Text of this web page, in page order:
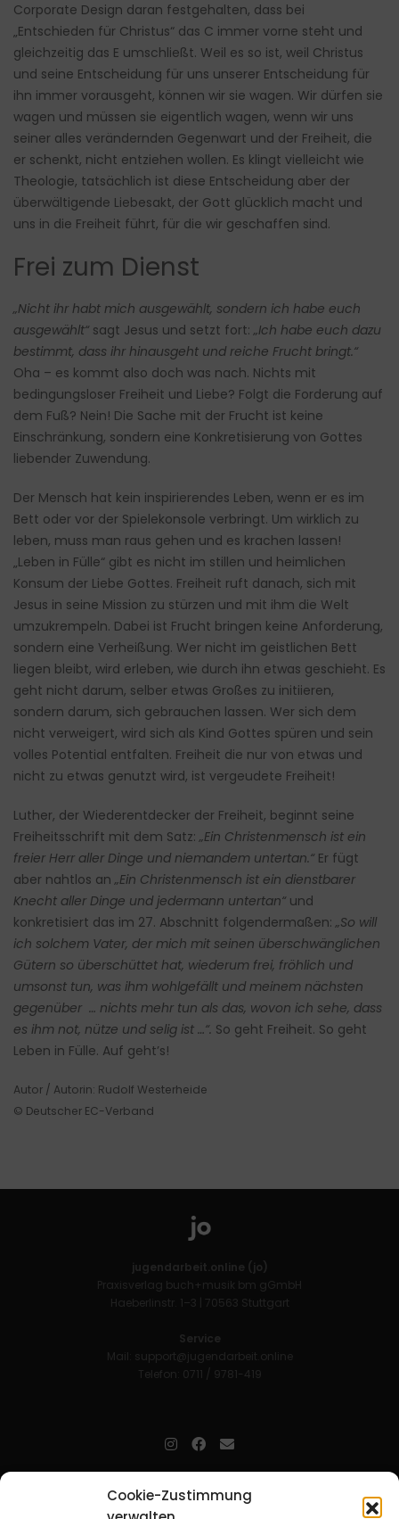
Cookie-Zustimmung
Corporate Design daran festgehalten, dass bei
„Entschieden für Christus“ das C immer vorne steht und
gleichzeitig das E umschließt. Weil es so ist, weil Christus
und seine Entscheidung für uns unserer Entscheidung für
ihn immer vorausgeht, können wir sie wagen. Wir dürfen sie
wagen und müssen sie eigentlich wagen, wenn wir uns
seiner alles verändernden Gegenwart und der Freiheit, die
er schenkt, nicht entziehen wollen. Es klingt vielleicht wie
Theologie, tatsächlich ist diese Entscheidung aber der
überwältigende Liebesakt, der Gott glücklich macht und
uns in die Freiheit führt, für die wir geschaffen sind.
Frei zum Dienst
„Nicht ihr habt mich ausgewählt, sondern ich habe euch
ausgewählt“ sagt Jesus und setzt fort:„Ich habe euch dazu
bestimmt, dass ihr hinausgeht und reiche Frucht bringt.“
Oha – es kommt also doch was nach. Nichts mit
bedingungsloser Freiheit und Liebe? Folgt die Forderung auf
dem Fuß? Nein! Die Sache mit der Frucht ist keine
Einschränkung, sondern eine Konkretisierung von Gottes
liebender Zuwendung.
Der Mensch hat kein inspirierendes Leben, wenn er es im
Bett oder vor der Spielekonsole verbringt. Um wirklich zu
leben, muss man raus gehen und es krachen lassen!
„Leben in Fülle“ gibt es nicht im stillen und heimlichen
Konsum der Liebe Gottes. Freiheit ruft danach, sich mit
Jesus in seine Mission zu stürzen und mit ihm die Welt
umzukrempeln. Dabei ist Frucht bringen keine Anforderung,
sondern eine Verheißung. Wer nicht im geistlichen Bett
liegen bleibt, wird erleben, wie durch ihn etwas geschieht. Es
geht nicht darum, selber etwas Großes zu initiieren,
sondern darum, sich gebrauchen lassen. Wer sich dem
nicht verweigert, wird sich als Kind Gottes spüren und sein
volles Potential entfalten. Freiheit die nur von etwas und
nicht zu etwas genutzt wird, ist vergeudete Freiheit!
Luther, der Wiederentdecker der Freiheit, beginnt seine
Freiheitsschrift mit dem Satz:„Ein Christenmensch ist ein
freier Herr aller Dinge und niemandem untertan.“ Er fügt
aber nahtlos an„Ein Christenmensch ist ein dienstbarer
Knecht aller Dinge und jedermann untertan“ und
konkretisiert das im 27. Abschnitt folgendermaßen:„So will
ich solchem Vater, der mich mit seinen überschwänglichen
Gütern so überschüttet hat, wiederum frei, fröhlich und
umsonst tun, was ihm wohlgefällt und meinem nächsten
gegenüber … nichts mehr tun als das, wovon ich sehe, dass
es ihm not, nütze und selig ist …“. So geht Freiheit. So geht
Leben in Fülle. Auf geht’s!
Autor / Autorin: Rudolf Westerheide
© Deutscher EC-Verband
jugendarbeit.online (jo)
Praxisverlag buch+musik bm gGmbH
Haeberlinstr. 1–3 | 70563 Stuttgart
Service
Mail: support@jugendarbeit.online
Telefon: 0711 / 9781-419
Mitarbeitende in der christlichen Kinder-, Jugend- und jungen
Erwachsenenarbeit. Aufjofindet man unkompliziert und schnell